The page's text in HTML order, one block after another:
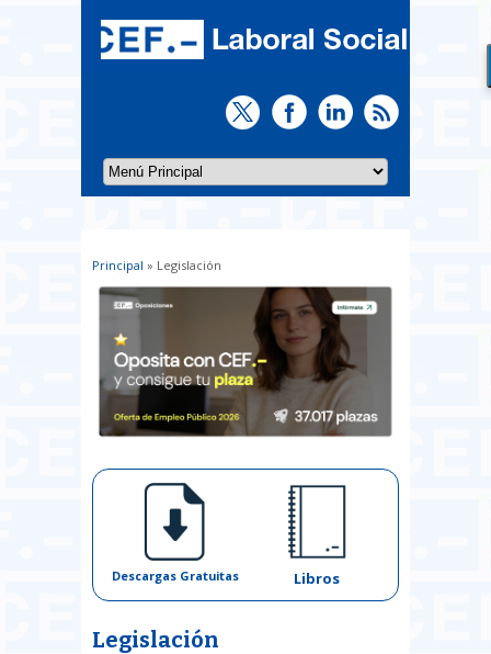
Usted está aquí
Principal » Legislación
Descargas Gratuitas Libros
Legislación